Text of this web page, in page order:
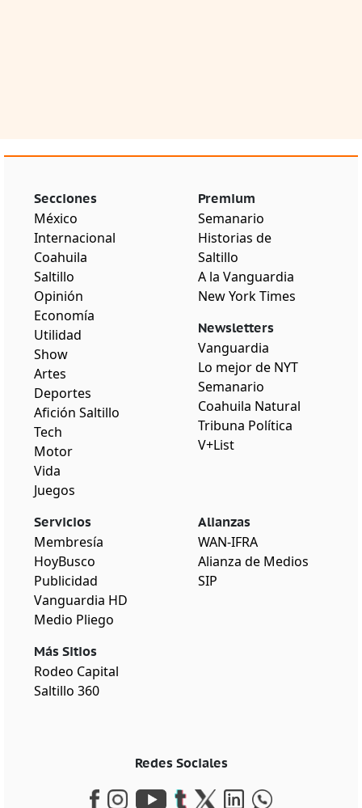
Secciones
México
Internacional
Coahuila
Saltillo
Opinión
Economía
Utilidad
Show
Artes
Deportes
Afición Saltillo
Tech
Motor
Vida
Juegos
Premium
Semanario
Historias de
Saltillo
A la Vanguardia
New York Times
Newsletters
Vanguardia
Lo mejor de NYT
Semanario
Coahuila Natural
Tribuna Política
V+List
Servicios
Membresía
HoyBusco
Publicidad
Vanguardia HD
Medio Pliego
Más Sitios
Rodeo Capital
Saltillo 360
Alianzas
WAN-IFRA
Alianza de Medios
SIP
Redes Sociales